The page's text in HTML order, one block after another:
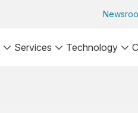
Services Technology